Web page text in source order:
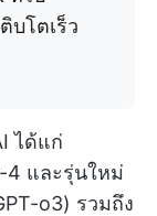
บโตเร็ว
ได้แก่
4 และรุ่นใหม่
o3) รวมถึง